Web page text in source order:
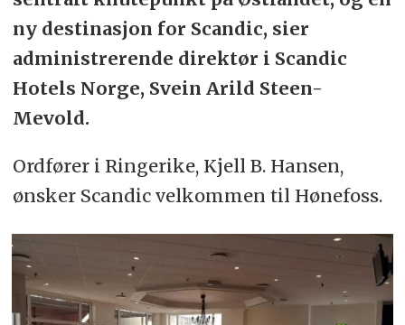
ny destinasjon for Scandic, sier
administrerende direktør i Scandic
Hotels Norge, Svein Arild Steen-
Mevold.
Ordfører i Ringerike, Kjell B. Hansen,
ønsker Scandic velkommen til Hønefoss.